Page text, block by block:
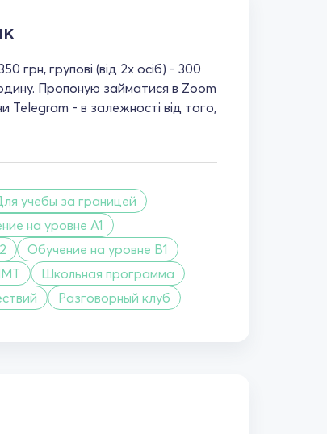
грн, групові (від 2х осіб) - 300
Пропоную займатися в Zoom
Telegram - в залежності від того,
учебы за границей
на уровне A1
Обучение на уровне B1
Школьная программа
Разговорный клуб